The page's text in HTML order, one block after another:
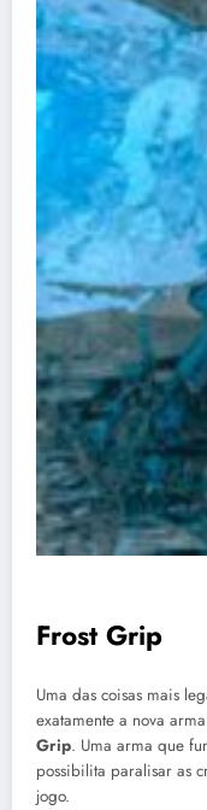
Frost Grip
Uma das coisas mais
exatamente a nova
Grip. Uma arma que
possibilita paralisar as
jogo.